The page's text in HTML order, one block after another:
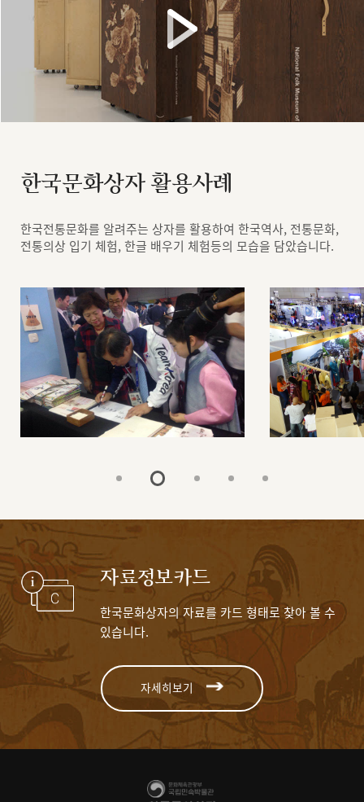
한국문화상자 활용사례
한국전통문화를 알려주는 상자를 활용하여 한국역사, 전통문화,
전통의상 입기 체험, 한글 배우기 체험등의 모습을 담았습니다.
자료정보카드
한국문화상자의 자료를 카드 형태로 찾아 볼 수
있습니다.
자세히보기